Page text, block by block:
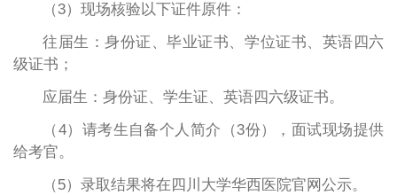
（3）现场核验以下证件原件：
往届生：身份证、毕业证书、学位证书、英语四六
级证书；
应届生：身份证、学生证、英语四六级证书。
（4）请考生自备个人简介（3份），面试现场提供
给考官。
（5）录取结果将在四川大学华西医院官网公示。